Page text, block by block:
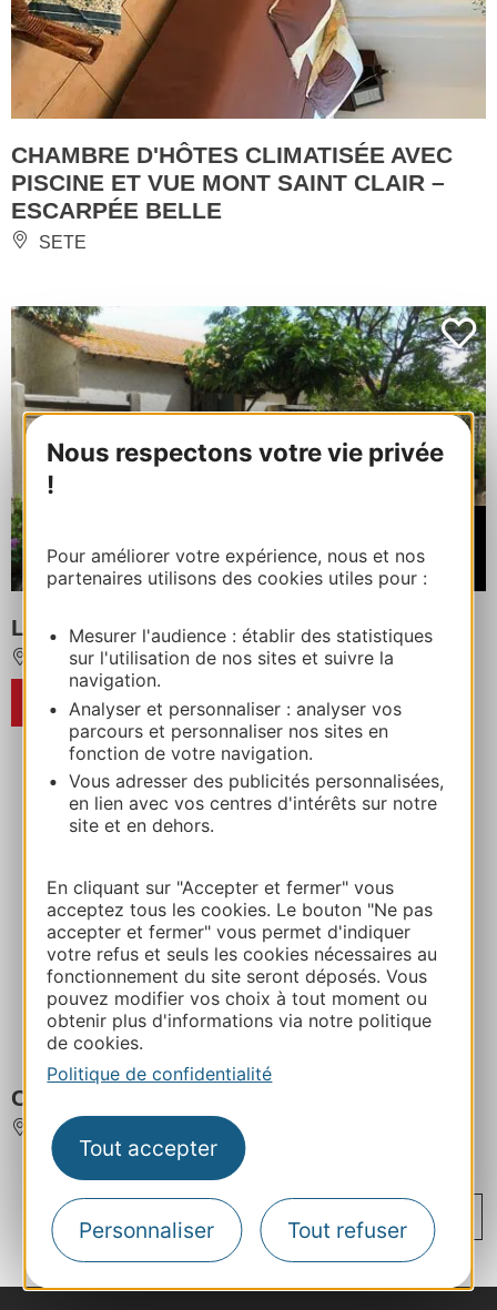
Nous respectons votre vie privée
!
Pour améliorer votre expérience, nous et nos
partenaires utilisons des cookies utiles pour :
Mesurer l'audience : établir des statistiques
sur l'utilisation de nos sites et suivre la
navigation.
Analyser et personnaliser : analyser vos
parcours et personnaliser nos sites en
fonction de votre navigation.
Vous adresser des publicités personnalisées,
en lien avec vos centres d'intérêts sur notre
site et en dehors.
En cliquant sur "Accepter et fermer" vous
acceptez tous les cookies. Le bouton "Ne pas
accepter et fermer" vous permet d'indiquer
votre refus et seuls les cookies nécessaires au
fonctionnement du site seront déposés. Vous
pouvez modifier vos choix à tout moment ou
obtenir plus d'informations via notre politique
de cookies.
Politique de confidentialité
Tout accepter
Personnaliser Tout refuser
CHAMBRE D'HÔTES CLIMATISÉE AVEC
PISCINE ET VUE MONT SAINT CLAIR –
ESCARPÉE BELLE
SETE
420€
LE BASSIN
VIAS
RÉSERVER
CAZANOVA CHRISTIAN - LA CAZA
SETE
‹ ... ... 127
128 129 130 171 ›